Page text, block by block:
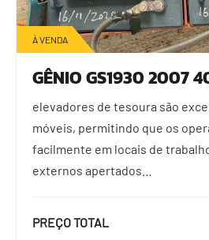
À VENDA
GÊNIO GS1930 2007
elevadores de tesoura são
móveis, permitindo que os
facilmente em locais de
externos apertados…
PREÇO TOTAL